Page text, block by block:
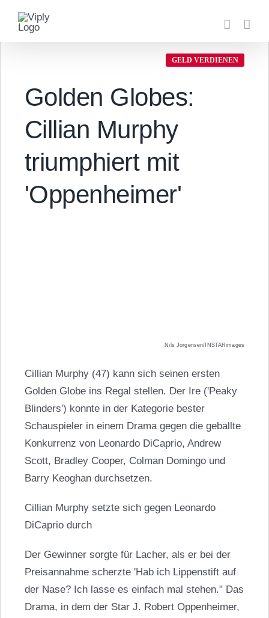
Inhalt
springen
GELD VERDIENEN
Golden Globes:
Cillian Murphy
triumphiert mit
'Oppenheimer'
Nils Jorgensen/INSTARimages
Cillian Murphy (47) kann sich seinen ersten
Golden Globe ins Regal stellen. Der Ire ('Peaky
Blinders') konnte in der Kategorie bester
Schauspieler in einem Drama gegen die geballte
Konkurrenz von Leonardo DiCaprio, Andrew
Scott, Bradley Cooper, Colman Domingo und
Barry Keoghan durchsetzen.
Cillian Murphy setzte sich gegen Leonardo
DiCaprio durch
Der Gewinner sorgte für Lacher, als er bei der
Preisannahme scherzte 'Hab ich Lippenstift auf
der Nase? Ich lasse es einfach mal stehen." Das
Drama, in dem der Star J. Robert Oppenheimer,